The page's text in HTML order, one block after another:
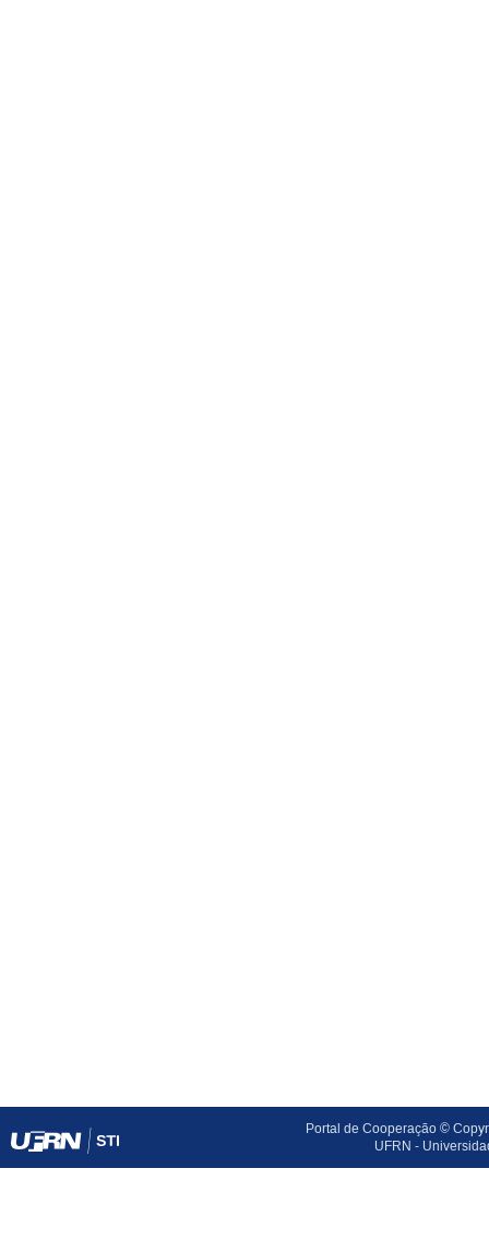
Portal de Cooperação ©
UFRN -